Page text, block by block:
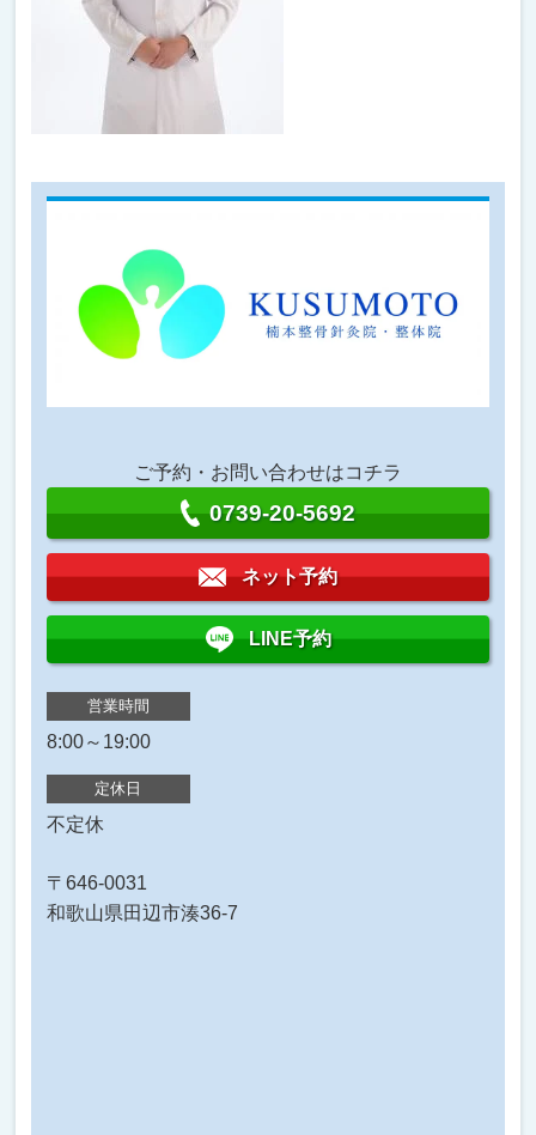
ご予約・お問い合わせはコチラ
0739-20-5692
ネット予約
LINE予約
営業時間
8:00～19:00
定休日
不定休
〒646-0031
和歌山県田辺市湊36-7